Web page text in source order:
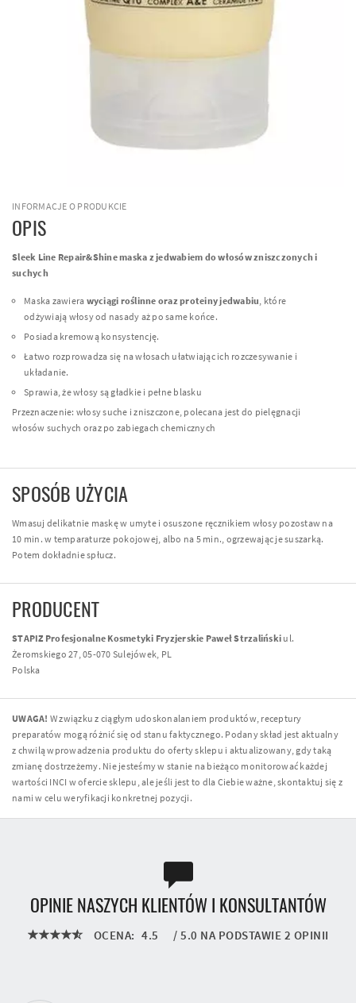
INFORMACJE O PRODUKCIE
OPIS
Sleek Line Repair&Shine maska z jedwabiem do włosów zniszczonych i
suchych
Maska zawiera wyciągi roślinne oraz proteiny jedwabiu , które
odżywiają włosy od nasady aż po same końce.
Posiada kremową konsystencję.
Łatwo rozprowadza się na włosach ułatwiając ich rozczesywanie i
układanie.
Sprawia, że włosy są gładkie i pełne blasku
Przeznaczenie: włosy suche i zniszczone, polecana jest do pielęgnacji
włosów suchych oraz po zabiegach chemicznych
SPOSÓB UŻYCIA
Wmasuj delikatnie maskę w umyte i osuszone ręcznikiem włosy pozostaw na
10 min. w temparaturze pokojowej, albo na 5 min., ogrzewając je suszarką.
Potem dokładnie spłucz.
PRODUCENT
STAPIZ Profesjonalne Kosmetyki Fryzjerskie Paweł Strzaliński ul.
Żeromskiego 27, 05-070 Sulejówek, PL
Polska
UWAGA! W związku z ciągłym udoskonalaniem produktów, receptury
preparatów mogą różnić się od stanu faktycznego. Podany skład jest aktualny
z chwilą wprowadzenia produktu do oferty sklepu i aktualizowany, gdy taką
zmianę dostrzeżemy. Nie jesteśmy w stanie na bieżąco monitorować każdej
wartości INCI w ofercie sklepu, ale jeśli jest to dla Ciebie ważne, skontaktuj się z
nami w celu weryfikacji konkretnej pozycji.
OPINIE NASZYCH KLIENTÓW I KONSULTANTÓW
OCENA: 4.5 / 5.0 NA PODSTAWIE 2 OPINII